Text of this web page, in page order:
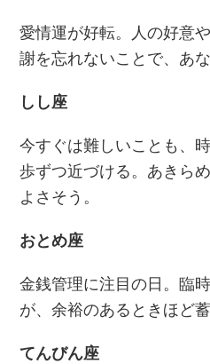
愛情運が好転。人の好意
謝を忘れないことで、あ
しし座
今すぐは難しいことも、
歩ずつ近づける。あきら
よさそう。
おとめ座
金銭管理に注目の日。臨
が、余裕のあるときほど
てんびん座